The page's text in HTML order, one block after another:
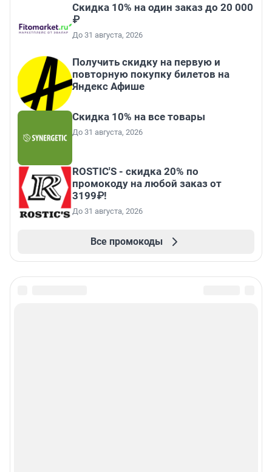
Скидка 10% на один заказ до 20 000
₽
До 31 августа, 2026
Получить скидку на первую и
повторную покупку билетов на
Яндекс Афише
Скидка 10% на все товары
До 31 августа, 2026
ROSTIC'S - скидка 20% по
промокоду на любой заказ от
3199₽!
До 31 августа, 2026
Все промокоды